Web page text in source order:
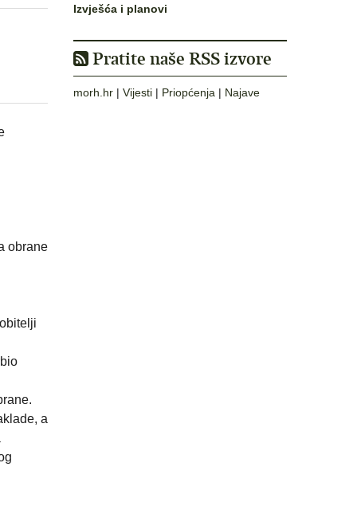
obrane
a
Izvješća i planovi
Pratite naše RSS izvore
morh.hr | Vijesti | Priopćenja | Najave